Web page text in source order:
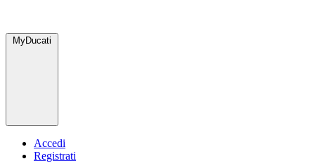
MyDucati
Accedi
Registrati